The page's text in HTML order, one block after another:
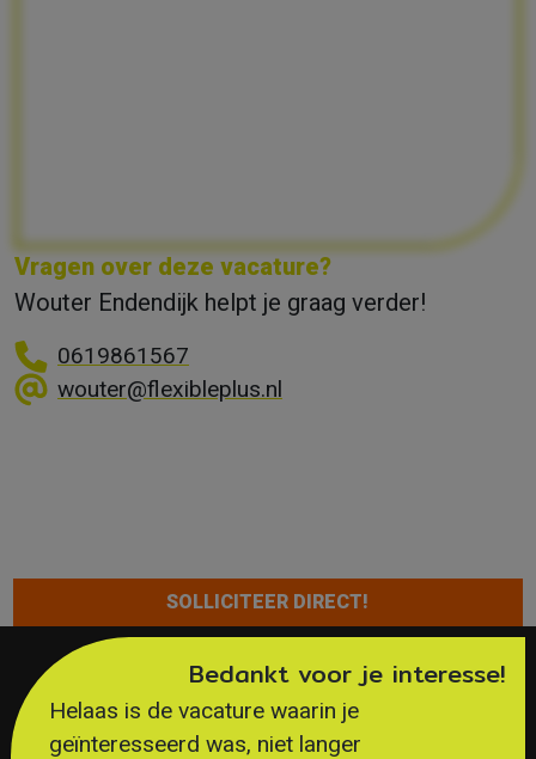
Vragen over deze vacature?
Wouter Endendijk helpt je graag verder!
0619861567
wouter@flexibleplus.nl
SOLLICITEER DIRECT!
HET PROCES
Bedankt voor je interesse!
Helaas is de vacature waarin je
geïnteresseerd was, niet langer